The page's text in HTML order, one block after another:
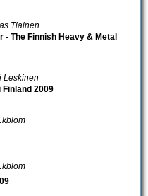
Tiainen
- The Finnish Heavy & Metal
Leskinen
2009